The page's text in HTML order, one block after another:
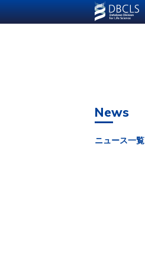
--- ---
News
ニュース一覧